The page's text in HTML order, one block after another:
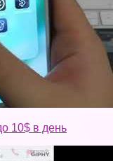
10$ в день